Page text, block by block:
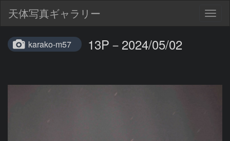
天体写真ギャラリー
karako-m57 13P－2024/05/02